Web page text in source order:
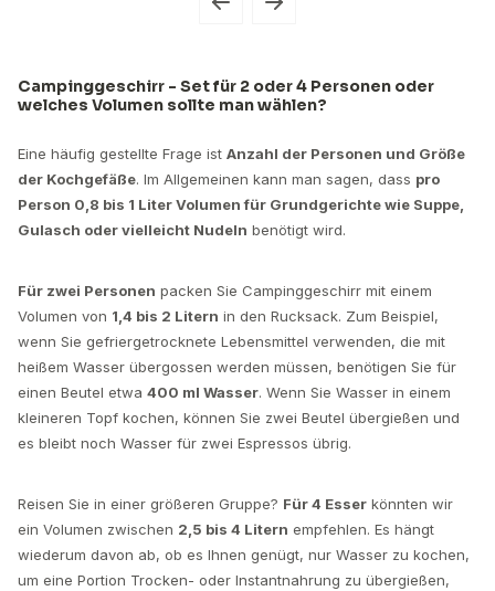
Campinggeschirr - Set für 2 oder 4 Personen oder
welches Volumen sollte man wählen?
Eine häufig gestellte Frage ist Anzahl der Personen und Größe
der Kochgefäße. Im Allgemeinen kann man sagen, dass pro
Person 0,8 bis 1 Liter Volumen für Grundgerichte wie Suppe,
Gulasch oder vielleicht Nudeln benötigt wird.
Für zwei Personen packen Sie Campinggeschirr mit einem
Volumen von 1,4 bis 2 Litern in den Rucksack. Zum Beispiel,
wenn Sie gefriergetrocknete Lebensmittel verwenden, die mit
heißem Wasser übergossen werden müssen, benötigen Sie für
einen Beutel etwa 400 ml Wasser. Wenn Sie Wasser in einem
kleineren Topf kochen, können Sie zwei Beutel übergießen und
es bleibt noch Wasser für zwei Espressos übrig.
Reisen Sie in einer größeren Gruppe? Für 4 Esser könnten wir
ein Volumen zwischen 2,5 bis 4 Litern empfehlen. Es hängt
wiederum davon ab, ob es Ihnen genügt, nur Wasser zu kochen,
um eine Portion Trocken- oder Instantnahrung zu übergießen,